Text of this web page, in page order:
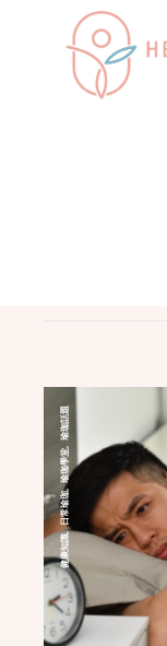
健康知識
日常瑜珈
瑜珈學堂
瑜珈話題